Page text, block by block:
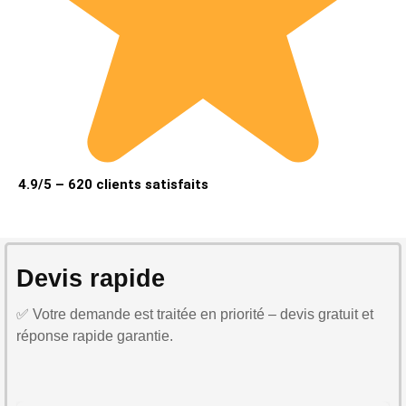
4.9/5 – 620 clients satisfaits
Devis rapide
✅ Votre demande est traitée en priorité – devis gratuit et
réponse rapide garantie.